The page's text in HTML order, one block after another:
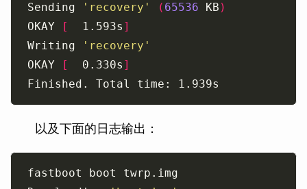
Sending 'recovery' ( 65536 KB )
OKAY
[
  1.593s
]
Writing
'recovery'
OKAY
[
  0.330s
]
以及下面的日志输出：